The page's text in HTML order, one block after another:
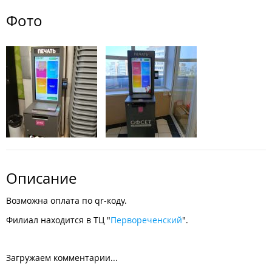
Фото
Описание
Возможна оплата по qr-коду.
Филиал находится в ТЦ "Первореченский".
Загружаем комментарии...